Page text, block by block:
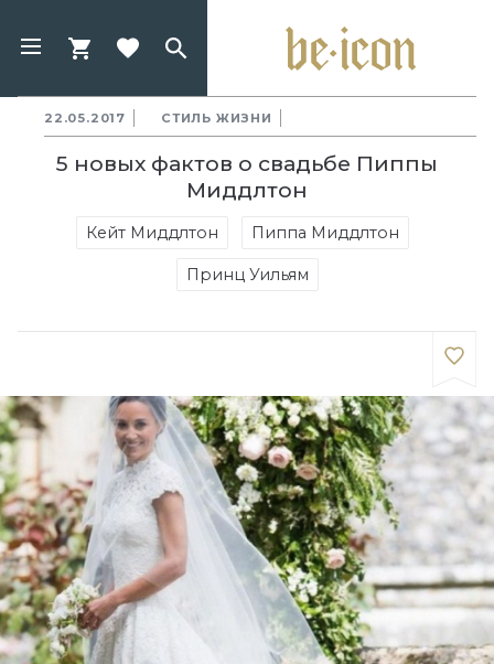
22.05.2017 СТИЛЬ ЖИЗНИ
5 новых фактов о свадьбе Пиппы
Миддлтон
Кейт Миддлтон Пиппа Миддлтон
Принц Уильям